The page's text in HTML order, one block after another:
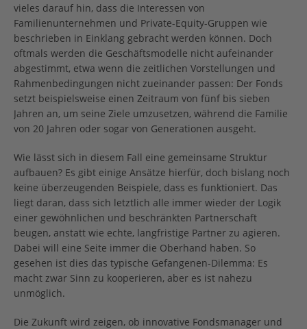
vieles darauf hin, dass die Interessen von
Familienunternehmen und Private-Equity-Gruppen wie
beschrieben in Einklang gebracht werden können. Doch
oftmals werden die Geschäftsmodelle nicht aufeinander
abgestimmt, etwa wenn die zeitlichen Vorstellungen und
Rahmenbedingungen nicht zueinander passen: Der Fonds
setzt beispielsweise einen Zeitraum von fünf bis sieben
Jahren an, um seine Ziele umzusetzen, während die Familie
von 20 Jahren oder sogar von Generationen ausgeht.
Wie lässt sich in diesem Fall eine gemeinsame Struktur
aufbauen? Es gibt einige Ansätze hierfür, doch bislang noch
keine überzeugenden Beispiele, dass es funktioniert. Das
liegt daran, dass sich letztlich alle immer wieder der Logik
einer gewöhnlichen und beschränkten Partnerschaft
beugen, anstatt wie echte, langfristige Partner zu agieren.
Dabei will eine Seite immer die Oberhand haben. So
gesehen ist dies das typische Gefangenen-Dilemma: Es
macht zwar Sinn zu kooperieren, aber es ist nahezu
unmöglich.
Die Zukunft wird zeigen, ob innovative Fondsmanager und